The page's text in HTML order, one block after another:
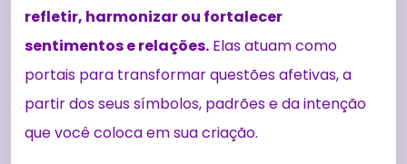
refletir, harmonizar ou fortalecer
sentimentos e relações. Elas atuam como
portais para transformar questões afetivas, a
partir dos seus símbolos, padrões e da intenção
que você coloca em sua criação.